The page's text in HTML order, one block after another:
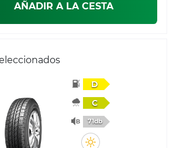
AÑADIR A LA CESTA
D
C
71db